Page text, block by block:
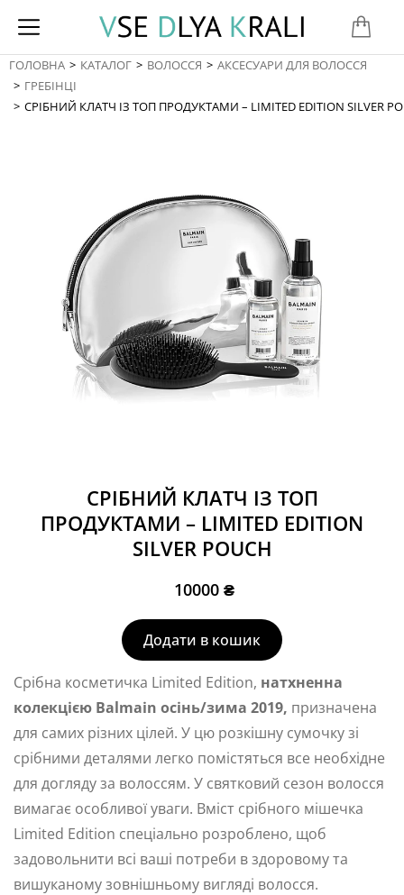
You are here:
ГОЛОВНА КАТАЛОГ ВОЛОССЯ
АКСЕСУАРИ ДЛЯ ВОЛОССЯ
ГРЕБІНЦІ
СРІБНИЙ КЛАТЧ ІЗ ТОП ПРОДУКТАМИ – LIMITED EDITION SILVER
СРІБНИЙ КЛАТЧ ІЗ ТОП
ПРОДУКТАМИ – LIMITED EDITION
SILVER POUCH
10000 ₴
Додати в кошик
Срібна косметичка Limited Edition, натхненна
колекцією Balmain осінь/зима 2019, призначена
для самих різних цілей. У цю розкішну сумочку зі
срібними деталями легко помістяться все необхідне
для догляду за волоссям. У святковий сезон волосся
вимагає особливої ​​уваги. Вміст срібного мішечка
Limited Edition спеціально розроблено, щоб
задовольнити всі ваші потреби в здоровому та
вишуканому зовнішньому вигляді волосся.